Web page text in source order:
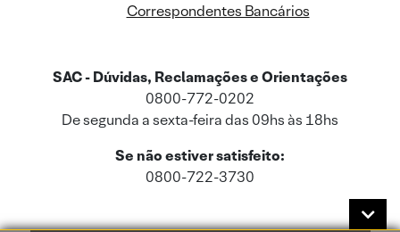
Correspondentes Bancários
SAC - Dúvidas, Reclamações e Orientações
0800-772-0202
De segunda a sexta-feira das 09hs às 18hs
Se não estiver satisfeito:
0800-722-3730